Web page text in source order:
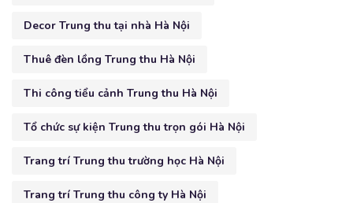
Decor Trung thu tại nhà Hà Nội
Thuê đèn lồng Trung thu Hà Nội
Thi công tiểu cảnh Trung thu Hà Nội
Tổ chức sự kiện Trung thu trọn gói Hà Nội
Trang trí Trung thu trường học Hà Nội
Trang trí Trung thu công ty Hà Nội